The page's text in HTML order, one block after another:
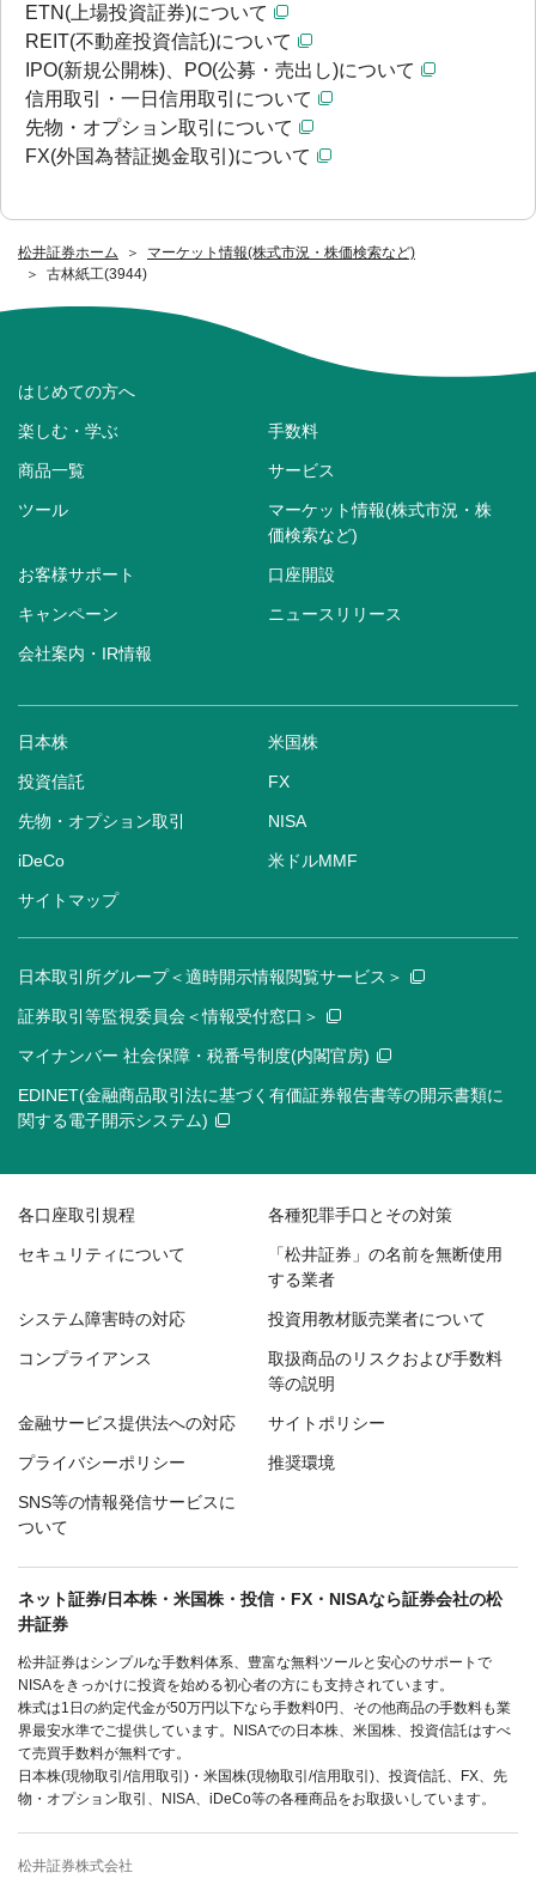
松井証券ホーム
マーケット情報(株式市況・株価検索など)
古林紙工(3944)
ETN(上場投資証券)について
REIT(不動産投資信託)について
IPO(新規公開株)、PO(公募・売出し)について
信用取引・一日信用取引について
先物・オプション取引について
FX(外国為替証拠金取引)について
はじめての方へ
楽しむ・学ぶ 手数料
商品一覧 サービス
ツール
マーケット情報(株式市況・株
価検索など)
お客様サポート 口座開設
キャンペーン ニュースリリース
会社案内・IR情報
日本株 米国株
投資信託 FX
先物・オプション取引 NISA
iDeCo 米ドルMMF
サイトマップ
日本取引所グループ＜適時開示情報閲覧サービス＞
証券取引等監視委員会＜情報受付窓口＞
マイナンバー 社会保障・税番号制度(内閣官房)
EDINET(金融商品取引法に基づく有価証券報告書等の開示書類に
関する電子開示システム)
各口座取引規程 各種犯罪手口とその対策
セキュリティについて
「松井証券」の名前を無断使用
する業者
システム障害時の対応 投資用教材販売業者について
コンプライアンス
取扱商品のリスクおよび手数料
等の説明
金融サービス提供法への対応 サイトポリシー
プライバシーポリシー 推奨環境
SNS等の情報発信サービスに
ついて
ネット証券/日本株・米国株・投信・FX・NISAなら証券会社の松
井証券
松井証券はシンプルな手数料体系、豊富な無料ツールと安心のサポートで
NISAをきっかけに投資を始める初心者の方にも支持されています。
株式は1日の約定代金が50万円以下なら手数料0円、その他商品の手数料も業
界最安水準でご提供しています。NISAでの日本株、米国株、投資信託はすべ
て売買手数料が無料です。
日本株(現物取引/信用取引)・米国株(現物取引/信用取引)、投資信託、FX、先
物・オプション取引、NISA、iDeCo等の各種商品をお取扱いしています。
松井証券株式会社